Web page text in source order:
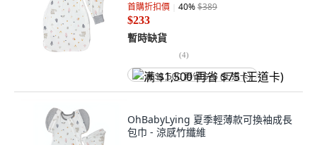
首購折扣價 40%$389
$233
暫時缺貨
(4)
满 $1,500 再省 $75 (王道卡)
OhBabyLying 夏季輕薄款可換袖成長
包巾 - 涼感竹纖維